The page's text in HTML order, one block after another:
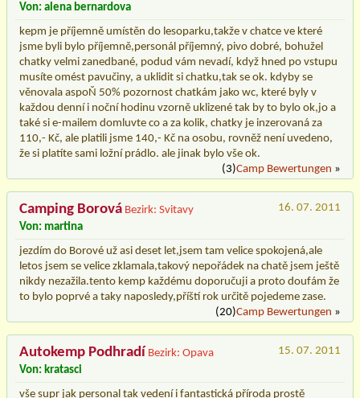
Von: alena bernardova
kepm je příjemně umístěn do lesoparku,takže v chatce ve které
jsme byli bylo příjemně,personál příjemný, pivo dobré, bohužel
chatky velmi zanedbané, podud vám nevadí, když hned po vstupu
musíte omést pavučiny, a uklidit si chatku,tak se ok. kdyby se
věnovala aspoŇ 50% pozornost chatkám jako wc, které byly v
každou denní i noční hodinu vzorně uklizené tak by to bylo ok,jo a
také si e-mailem domluvte co a za kolik, chatky je inzerovaná za
110,- Kč, ale platili jsme 140,- Kč na osobu, rovněž není uvedeno,
že si platíte sami ložní prádlo. ale jinak bylo vše ok.
(3)Camp Bewertungen »
Camping Borová Bezirk: Svitavy
16. 07. 2011
Von: martina
jezdím do Borové už asi deset let,jsem tam velice spokojená,ale
letos jsem se velice zklamala,takový nepořádek na chatě jsem ještě
nikdy nezažila.tento kemp každému doporučuji a proto doufám že
to bylo poprvé a taky naposledy,příští rok určitě pojedeme zase.
(20)Camp Bewertungen »
Autokemp Podhradí Bezirk: Opava
15. 07. 2011
Von: kratasci
vše supr jak personal tak vedení i fantastická příroda prostě